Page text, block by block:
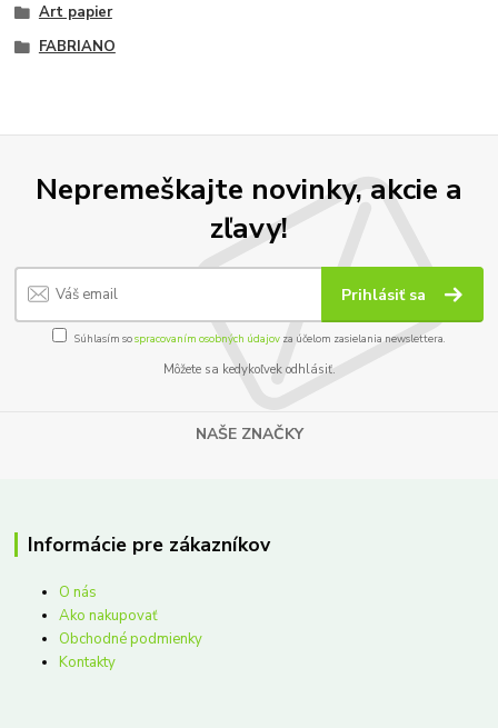
Art papier
FABRIANO
Nepremeškajte novinky, akcie a
zľavy!
Prihlásiť sa
Súhlasím sospracovaním osobných údajov za účelom zasielania newslettera.
Môžete sa kedykoľvek odhlásiť.
NAŠE ZNAČKY
Informácie pre zákazníkov
O nás
Ako nakupovať
Obchodné podmienky
Kontakty